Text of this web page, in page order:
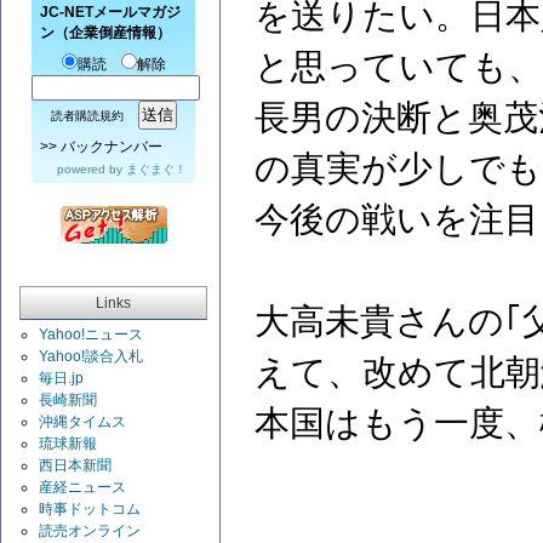
JC-NETメールマガジ
ン（企業倒産情報）
購読
解除
読者購読規約
>> バックナンバー
powered by まぐまぐ！
Links
Yahoo!ニュース
Yahoo!談合入札
毎日.jp
長崎新聞
沖縄タイムス
琉球新報
西日本新聞
産経ニュース
時事ドットコム
読売オンライン
を送りたい。日
と思っていても
長男の決断と奥
の真実が少しで
今後の戦いを注
大高未貴さんの｢
えて、改めて北
本国はもう一度